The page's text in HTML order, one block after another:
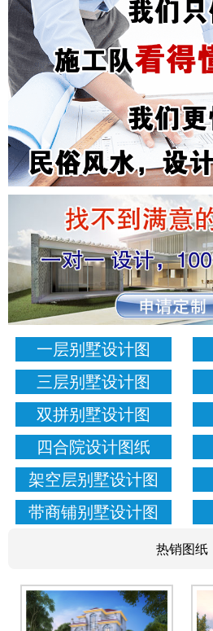
一层别墅设计图
三层别墅设计图
双拼别墅设计图
四合院设计图纸
架空层别墅设计图
带商铺别墅设计图
热销图纸